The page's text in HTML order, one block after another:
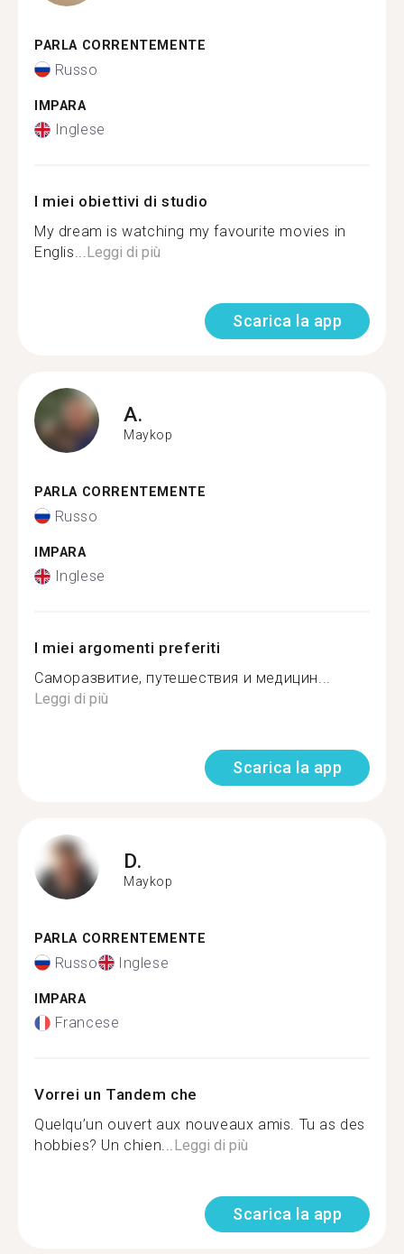
PARLA CORRENTEMENTE
Russo
IMPARA
Inglese
I miei obiettivi di studio
My dream is watching my favourite movies in
Englis...Leggi di più
Scarica la app
A.
Maykop
PARLA CORRENTEMENTE
Russo
IMPARA
Inglese
I miei argomenti preferiti
Саморазвитие, путешествия и медицин...
Leggi di più
Scarica la app
D.
Maykop
PARLA CORRENTEMENTE
Russo Inglese
IMPARA
Francese
Vorrei un Tandem che
Quelqu’un ouvert aux nouveaux amis. Tu as des
hobbies? Un chien...Leggi di più
Scarica la app